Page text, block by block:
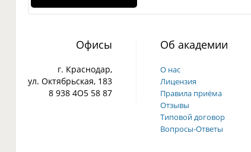
Офисы
г. Краснодар,
ул. Октябрьская, 183
8 938 4О5 58 87
Об академии
О нас
Лицензия
Правила приёма
Отзывы
Типовой договор
Вопросы-Ответы